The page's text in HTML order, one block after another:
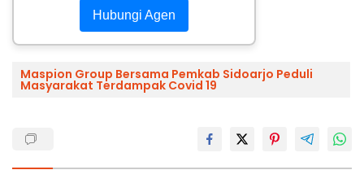
Hubungi Agen
Maspion Group Bersama Pemkab Sidoarjo Peduli
Masyarakat Terdampak Covid 19